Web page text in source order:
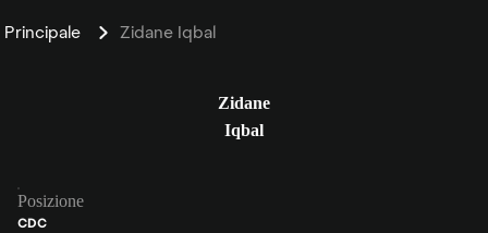
Principale Zidane Iqbal
Zidane
Iqbal
Posizione
CDC